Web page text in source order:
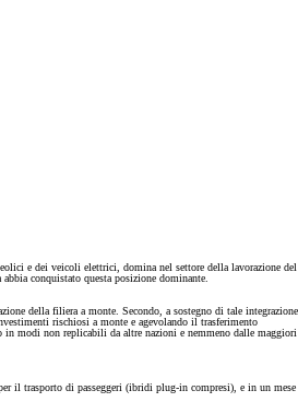
e dei veicoli elettrici, domina nel settore della lavorazione del
conquistato questa posizione dominante.
della filiera a monte. Secondo, a sostegno di tale integrazione
rischiosi a monte e agevolando il trasferimento
modi non replicabili da altre nazioni e nemmeno dalle maggiori
il trasporto di passeggeri (ibridi plug-in compresi), e in un mese